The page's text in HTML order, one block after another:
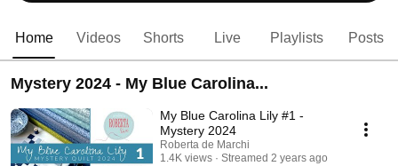
Home Videos Shorts Live Playlists Posts
Mystery 2024 - My Blue Carolina...
My Blue Carolina Lily #1 -
Mystery 2024
Roberta de Marchi
1.4K views
Streamed 2 years ago